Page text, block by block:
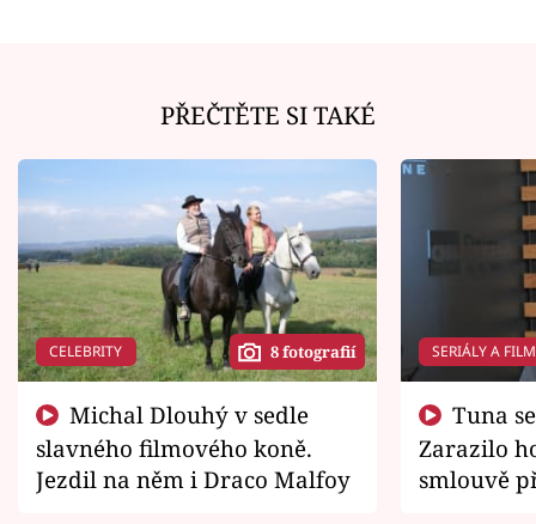
PŘEČTĚTE SI TAKÉ
CELEBRITY 8 fotografií
slavného filmového koně.
Jezdil na něm i Draco Malfoy
SERIÁLY A
Zarazilo
smlouvě